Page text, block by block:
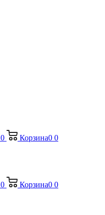
0 Корзина0 0
0 Корзина0 0